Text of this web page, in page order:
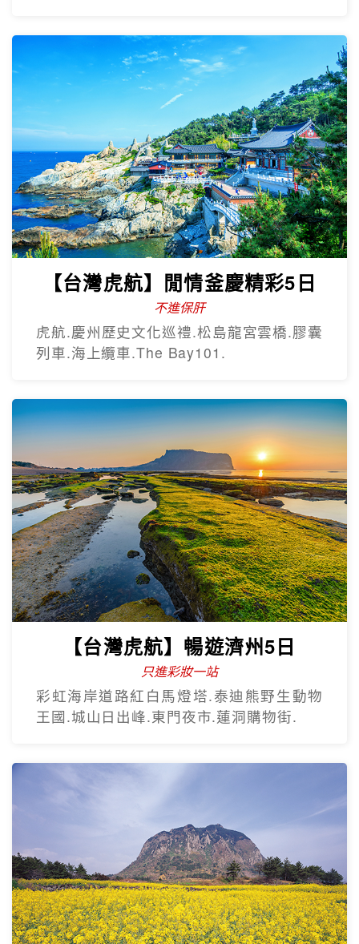
【台灣虎航】閒情釜慶精彩5日
不進保肝
虎航.慶州歷史文化巡禮.松島龍宮雲橋.膠囊
列車.海上纜車.The Bay101.
【台灣虎航】暢遊濟州5日
只進彩妝一站
彩虹海岸道路紅白馬燈塔.泰迪熊野生動物
王國.城山日出峰.東門夜市.蓮洞購物街.